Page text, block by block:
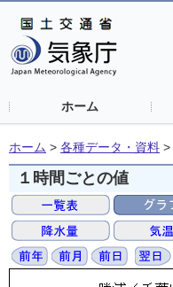
ホーム
ホーム > 各種データ・資料 >
１時間ごとの値